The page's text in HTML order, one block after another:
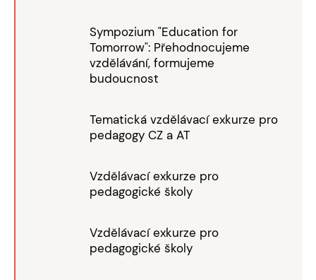
Sympozium "Education for
Tomorrow": Přehodnocujeme
vzdělávání, formujeme
budoucnost
Tematická vzdělávací exkurze pro
pedagogy CZ a AT
Vzdělávací exkurze pro
pedagogické školy
Vzdělávací exkurze pro
pedagogické školy